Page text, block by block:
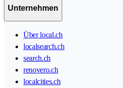
Unternehmen
Über local.ch
localsearch.ch
search.ch
renovero.ch
localcities.ch